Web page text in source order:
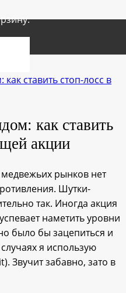
ставить стоп-лосс в
как ставить
акции
рынков нет
Шутки-
так. Иногда акция
наметить уровни
было бы зацепиться и
я использую
Звучит забавно, зато в